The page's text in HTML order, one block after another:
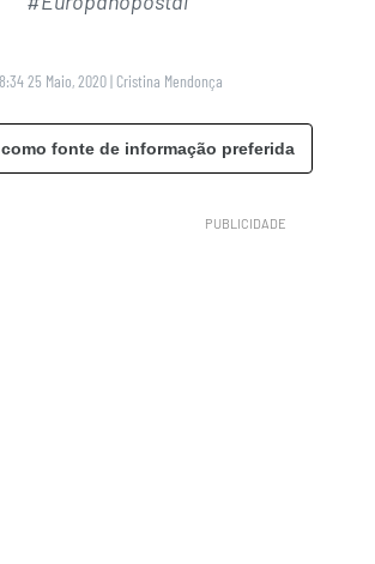
25 Maio, 2020 | Cristina Mendonça
fonte de informação preferida